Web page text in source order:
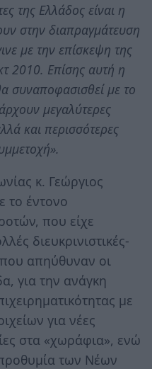
της Ελλάδος είναι η
στην διαπραγμάτευση
με την επίσκεψη της
2010. Επίσης αυτή η
συναποφασισθεί με το
μεγαλύτερες
και περισσότερες
κ. Γεώργιος
το έντονο
που είχε
διευκρινιστικές-
απηύθυναν οι
για την ανάγκη
με
για νέες
στα «χωράφια», ενώ
των Νέων